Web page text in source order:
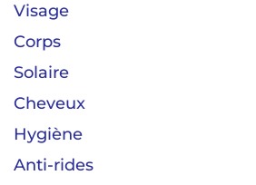
Visage
Corps
Solaire
Cheveux
Hygiène
Anti-rides